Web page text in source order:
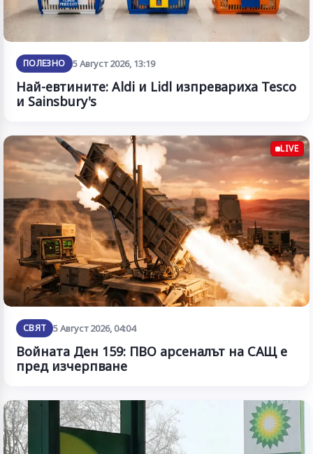
ПОЛЕЗНО 5 Август 2026, 13:19
Най-евтините: Aldi и Lidl изпревариха Tesco
и Sainsbury's
LIVE
СВЯТ 5 Август 2026, 04:04
Войната Ден 159: ПВО арсеналът на САЩ е
пред изчерпване